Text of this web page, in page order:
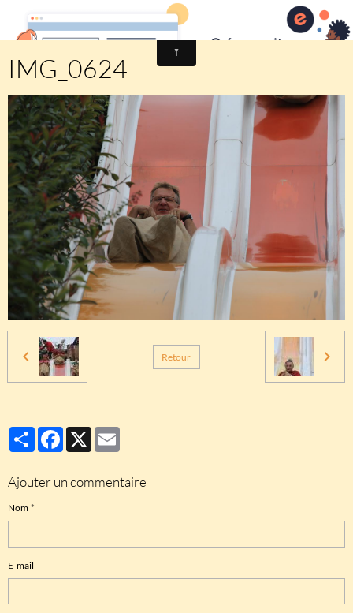
Comité des fêtes de CHEUX
IMG_0624
Retour
PartagerFacebook
X
Ajouter un commentaire
Nom
E-mail